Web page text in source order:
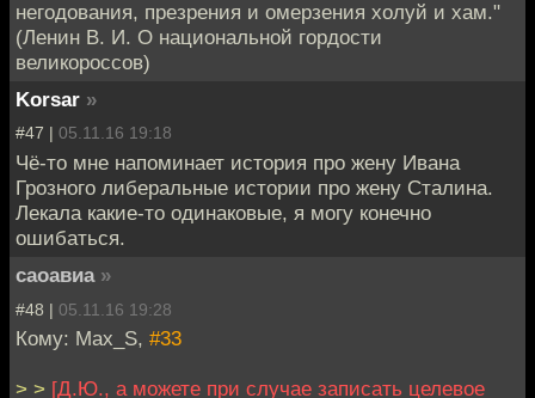
негодования, презрения и омерзения холуй и хам."
(Ленин В. И. О национальной гордости
великороссов)
Korsar »
#47 | 05.11.16 19:18
Чё-то мне напоминает история про жену Ивана
Грозного либеральные истории про жену Сталина.
Лекала какие-то одинаковые, я могу конечно
ошибаться.
саоавиа »
#48 | 05.11.16 19:28
Кому: Max_S, #33
> > [Д.Ю., а можете при случае записать целевое